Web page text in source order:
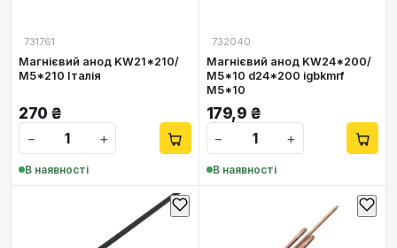
731761
Магнієвий анод KW21*210/
М5*210 Італія
270 ₴
−
+
В наявності
732040
Магнієвий анод KW24*200/
М5*10 d24*200 igbkmrf
М5*10
179,9 ₴
−
+
В наявності